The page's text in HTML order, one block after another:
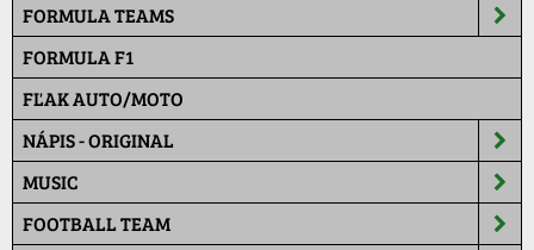
FORMULA TEAMS
FORMULA F1
FĽAK AUTO/MOTO
NÁPIS - ORIGINAL
MUSIC
FOOTBALL TEAM